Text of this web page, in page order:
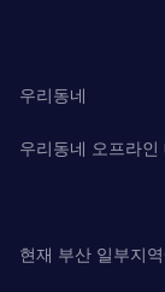
우리동네
우리동네 오프라
현재 부산 일부지